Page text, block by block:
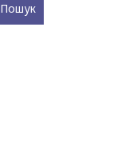
Пошук